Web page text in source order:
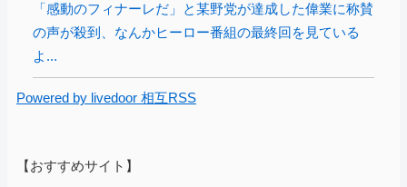
「感動のフィナーレだ」と某野党が達成した偉業に称賛
の声が殺到、なんかヒーロー番組の最終回を見ている
よ...
Powered by livedoor 相互RSS
【おすすめサイト】